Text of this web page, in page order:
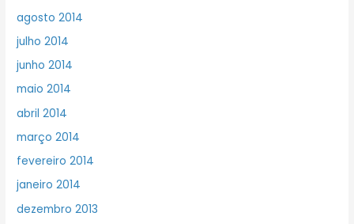
agosto 2014
julho 2014
junho 2014
maio 2014
abril 2014
março 2014
fevereiro 2014
janeiro 2014
dezembro 2013